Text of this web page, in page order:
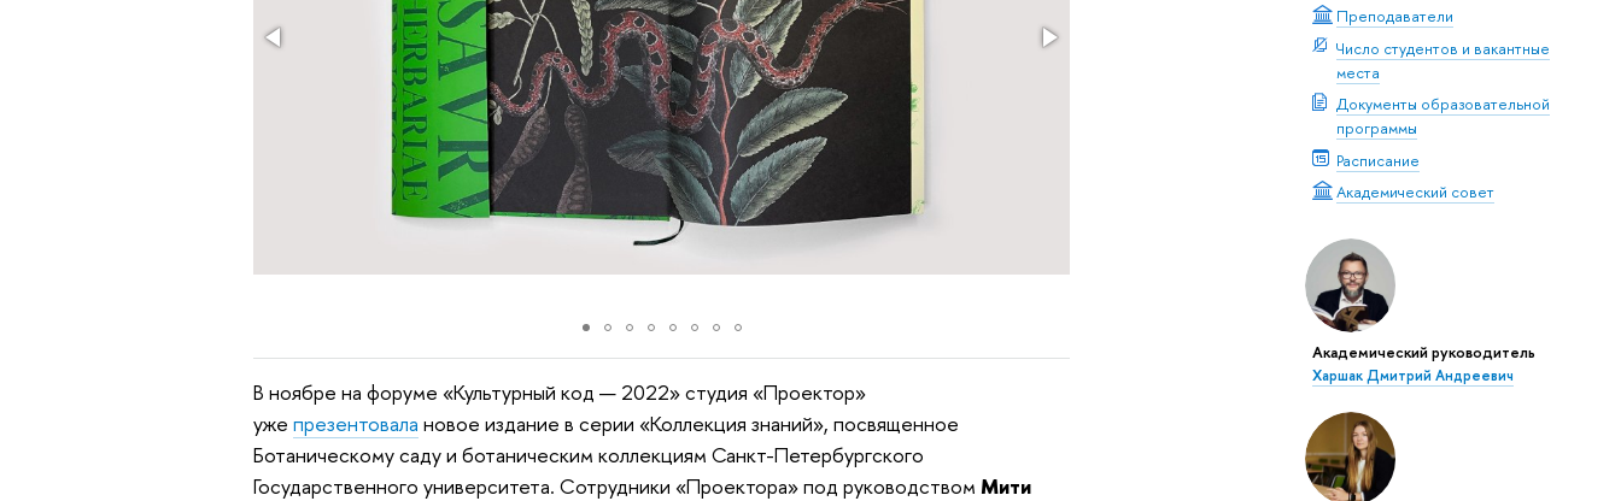
Преподаватели
Число студентов и вакантные
места
Документы образовательной
программы
Расписание
Академический совет
Академический руководитель
Харшак Дмитрий Андреевич
В ноябре на форуме «Культурный код — 2022» студия «Проектор»
уже презентовала новое издание в серии «Коллекция знаний», посвященное
Ботаническому саду и ботаническим коллекциям Санкт-Петербургского
Государственного университета. Сотрудники «Проектора» под руководством Мити